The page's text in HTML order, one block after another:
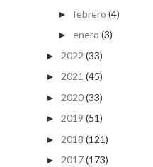
► febrero (4)
► enero (3)
► 2022 (33)
► 2021 (45)
► 2020(33)
► 2019 (51)
► 2018 (121)
► 2017(173)